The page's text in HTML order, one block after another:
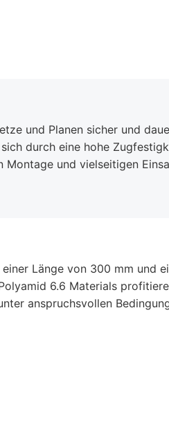
und Planen sicher und
durch eine hohe
und vielseitigen
Länge von 300 mm und
6.6 Materials
anspruchsvollen